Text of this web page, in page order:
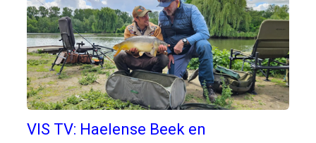
aangesloten hengelsportverenigingen
daarmee beter van dienst zijn.
VIS TV: Haelense Beek en